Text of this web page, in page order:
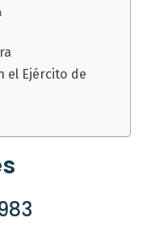
el Ejército de